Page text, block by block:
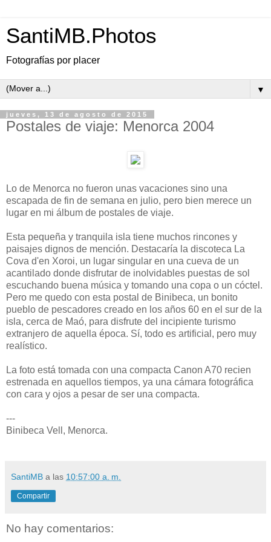
SantiMB.Photos
Fotografías por placer
▼
jueves, 13 de agosto de 2015
Postales de viaje: Menorca 2004
Lo de Menorca no fueron unas vacaciones sino una
escapada de fin de semana en julio, pero bien merece un
lugar en mi álbum de postales de viaje.
Esta pequeña y tranquila isla tiene muchos rincones y
paisajes dignos de mención. Destacaría la discoteca La
Cova d'en Xoroi, un lugar singular en una cueva de un
acantilado donde disfrutar de inolvidables puestas de sol
escuchando buena música y tomando una copa o un cóctel.
Pero me quedo con esta postal de Binibeca, un bonito
pueblo de pescadores creado en los años 60 en el sur de la
isla, cerca de Maó, para disfrute del incipiente turismo
extranjero de aquella época. Sí, todo es artificial, pero muy
realístico.
La foto está tomada con una compacta Canon A70 recien
estrenada en aquellos tiempos, ya una cámara fotográfica
con cara y ojos a pesar de ser una compacta.
---
Binibeca Vell, Menorca.
SantiMB a las 10:57:00 a. m.
Compartir
No hay comentarios: